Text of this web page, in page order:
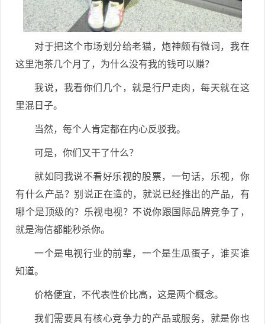
对于把这个市场划分给老猫，炮神颇有微词，我在
这里泡茶几个月了，为什么没有我的钱可以赚？
我说，我看你们几个，就是行尸走肉，每天就在这
里混日子。
当然，每个人肯定都在内心反驳我。
可是，你们又干了什么？
就如同我说不看好乐视的股票，一句话，乐视，你
有什么产品？别说正在造的，就说已经推出的产品，有
哪个是顶级的？乐视电视？不说你跟国际品牌竞争了，
就是海信都能秒杀你。
一个是电视行业的前辈，一个是生瓜蛋子，谁买谁
知道。
价格便宜，不代表性价比高，这是两个概念。
我们需要具有核心竞争力的产品或服务，就是你也